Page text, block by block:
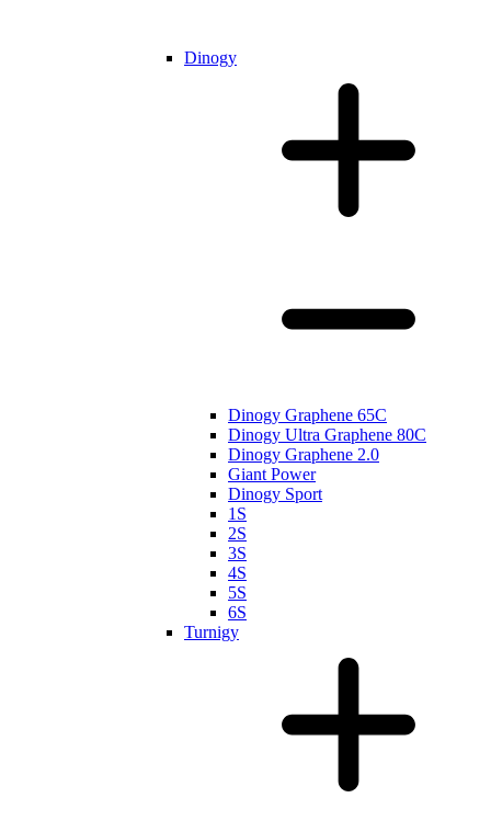
Dinogy
Dinogy Graphene 65C
Dinogy Ultra Graphene 80C
Dinogy Graphene 2.0
Giant Power
Dinogy Sport
1S
2S
3S
4S
5S
6S
Turnigy